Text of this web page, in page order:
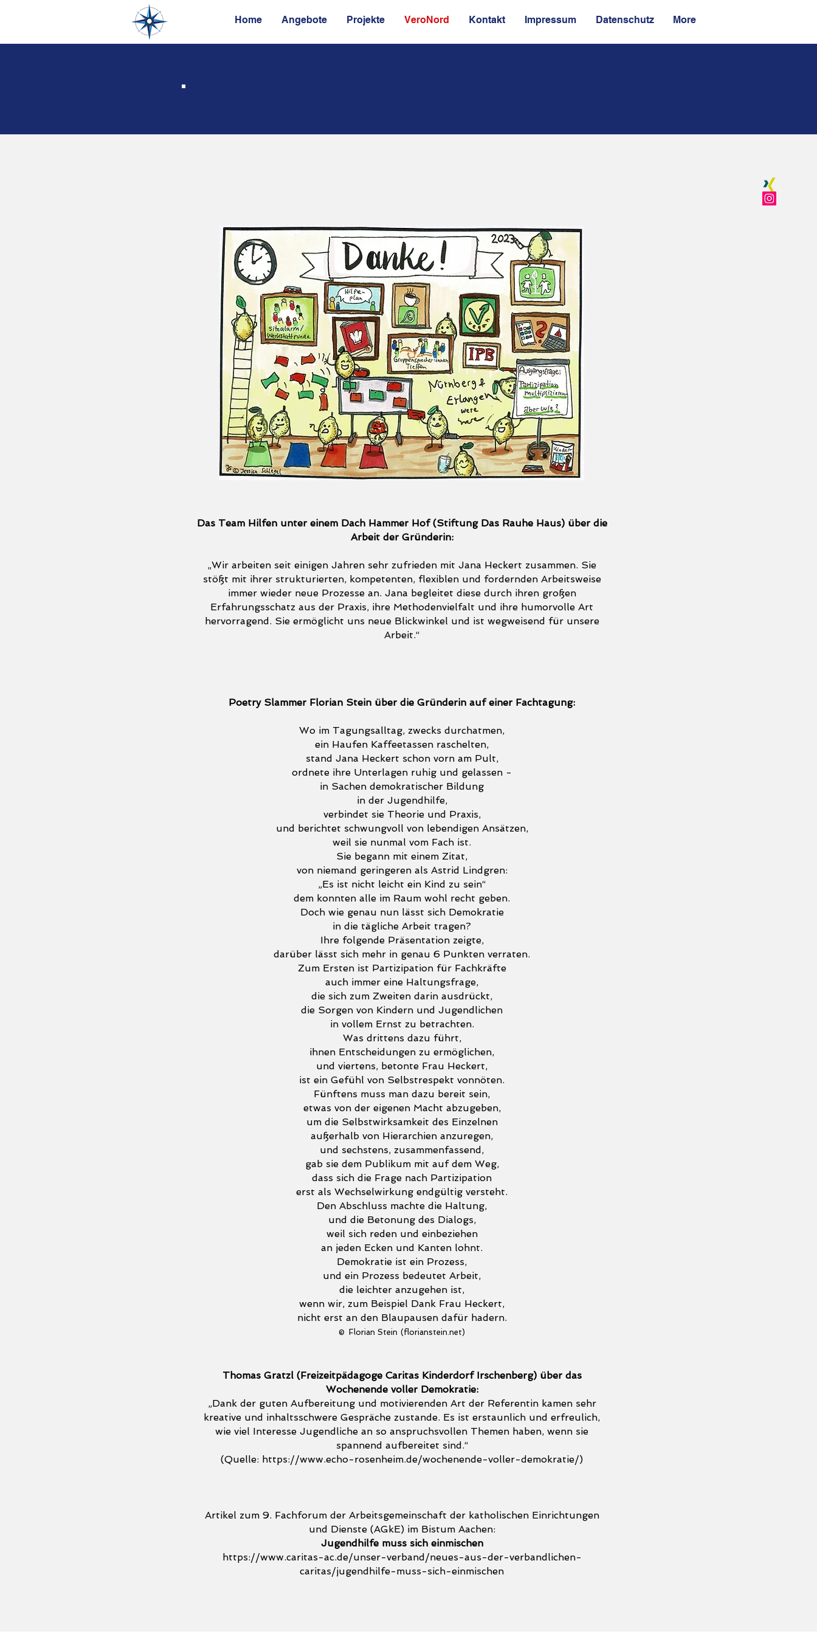
Home Angebote Projekte VeroNord Kontakt Impressum Datenschutz More
Das Team Hilfen unter einem Dach Hammer Hof (Stiftung Das Rauhe Haus) über die
Arbeit der Gründerin:
„Wir arbeiten seit einigen Jahren sehr zufrieden mit Jana Heckert zusammen. Sie
stößt mit ihrer strukturierten, kompetenten, flexiblen und fordernden Arbeitsweise
immer wieder neue Prozesse an. Jana begleitet diese durch ihren großen
Erfahrungsschatz aus der Praxis, ihre Methodenvielfalt und ihre humorvolle Art
hervorragend. Sie ermöglicht uns neue Blickwinkel und ist wegweisend für unsere
Arbeit.“
Poetry Slammer Florian Stein über die Gründerin auf einer Fachtagung:
Wo im Tagungsalltag, zwecks durchatmen,
ein Haufen Kaffeetassen raschelten,
stand Jana Heckert schon vorn am Pult,
ordnete ihre Unterlagen ruhig und gelassen -
in Sachen demokratischer Bildung
in der Jugendhilfe,
verbindet sie Theorie und Praxis,
und berichtet schwungvoll von lebendigen Ansätzen,
weil sie nunmal vom Fach ist.
Sie begann mit einem Zitat,
von niemand geringeren als Astrid Lindgren:
„Es ist nicht leicht ein Kind zu sein“
dem konnten alle im Raum wohl recht geben.
Doch wie genau nun lässt sich Demokratie
in die tägliche Arbeit tragen?
Ihre folgende Präsentation zeigte,
darüber lässt sich mehr in genau 6 Punkten verraten.
Zum Ersten ist Partizipation für Fachkräfte
auch immer eine Haltungsfrage,
die sich zum Zweiten darin ausdrückt,
die Sorgen von Kindern und Jugendlichen
in vollem Ernst zu betrachten.
Was drittens dazu führt,
ihnen Entscheidungen zu ermöglichen,
und viertens, betonte Frau Heckert,
ist ein Gefühl von Selbstrespekt vonnöten.
Fünftens muss man dazu bereit sein,
etwas von der eigenen Macht abzugeben,
um die Selbstwirksamkeit des Einzelnen
außerhalb von Hierarchien anzuregen,
und sechstens, zusammenfassend,
gab sie dem Publikum mit auf dem Weg,
dass sich die Frage nach Partizipation
erst als Wechselwirkung endgültig versteht.
Den Abschluss machte die Haltung,
und die Betonung des Dialogs,
weil sich reden und einbeziehen
an jeden Ecken und Kanten lohnt.
Demokratie ist ein Prozess,
und ein Prozess bedeutet Arbeit,
die leichter anzugehen ist,
wenn wir, zum Beispiel Dank Frau Heckert,
nicht erst an den Blaupausen dafür hadern.
© Florian Stein (florianstein.net)
Thomas Gratzl (Freizeitpädagoge Caritas Kinderdorf Irschenberg) über das
Wochenende voller Demokratie:
„Dank der guten Aufbereitung und motivierenden Art der Referentin kamen sehr
kreative und inhaltsschwere Gespräche zustande. Es ist erstaunlich und erfreulich,
wie viel Interesse Jugendliche an so anspruchsvollen Themen haben, wenn sie
spannend aufbereitet sind.“
(Quelle: https://www.echo-rosenheim.de/wochenende-voller-demokratie/)
Artikel zum 9. Fachforum der Arbeitsgemeinschaft der katholischen Einrichtungen
und Dienste (AGkE) im Bistum Aachen:
Jugendhilfe muss sich einmischen
https://www.caritas-ac.de/unser-verband/neues-aus-der-verbandlichen-
caritas/jugendhilfe-muss-sich-einmischen